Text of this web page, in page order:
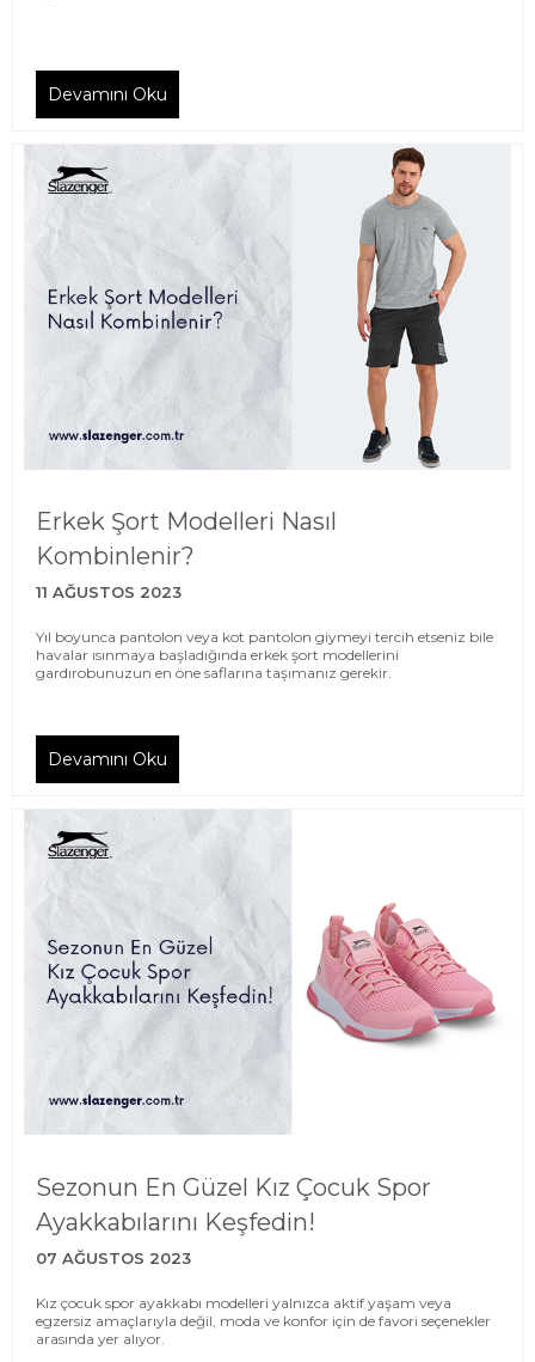
Devamını Oku
Erkek Şort Modelleri Nasıl
Kombinlenir?
11 AĞUSTOS 2023
Yıl boyunca pantolon veya kot pantolon giymeyi tercih etseniz bile
havalar ısınmaya başladığında erkek şort modellerini
gardırobunuzun en öne saflarına taşımanız gerekir.
Devamını Oku
Sezonun En Güzel Kız Çocuk Spor
Ayakkabılarını Keşfedin!
07 AĞUSTOS 2023
Kız çocuk spor ayakkabı modelleri yalnızca aktif yaşam veya
egzersiz amaçlarıyla değil, moda ve konfor için de favori seçenekler
arasında yer alıyor.